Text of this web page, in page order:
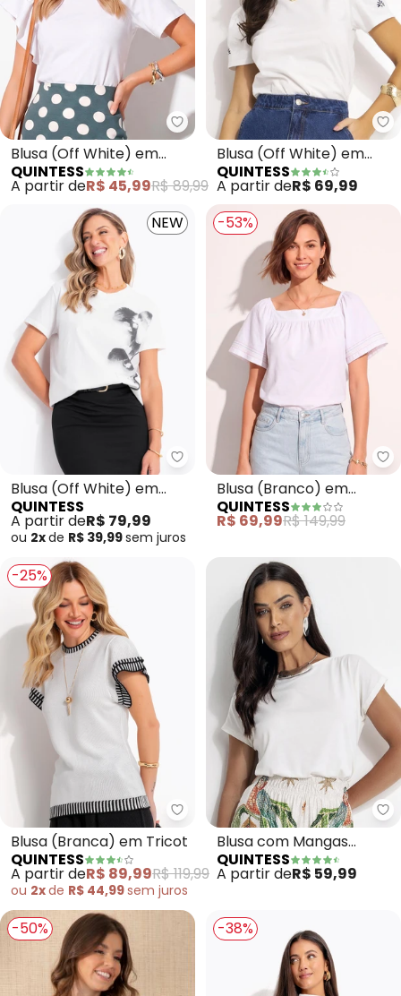
Quintess - Blusa (Off White)
Blusa (Off White) em
Malha de Algodão
Penteado
QUINTESS
A partir deR$ 45,99R$ 89,99
Blusa (Off White) em
Malha de Algodão
Penteado
QUINTESS
A partir deR$ 69,99
NEW
Quintess - Blusa (Off White)
Blusa (Off White) em
Malha de Algodão
Penteado
QUINTESS
A partir deR$ 79,99
ou 2xde R$ 39,99sem juros
-53%
Blusa (Branco) em
Tricoline
QUINTESS
R$ 69,99R$ 149,99
-25%
Quintess - Blusa (Branca) em
Blusa (Branca) em Tricot
QUINTESS
A partir deR$ 89,99R$ 119,99
ou 2xde R$ 44,99sem juros
Blusa com Mangas
Curtas (Off White)
QUINTESS
A partir deR$ 59,99
-50% -38%